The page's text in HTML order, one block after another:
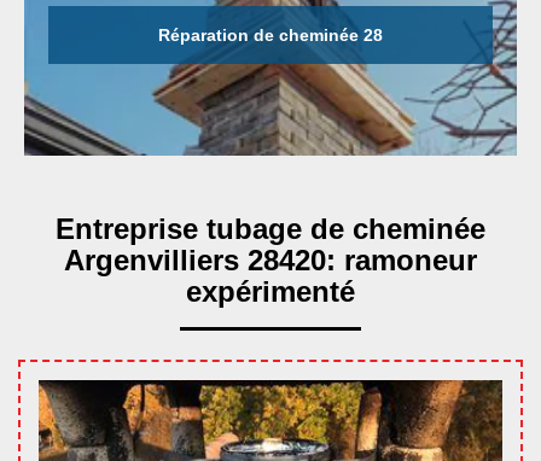
Réparation de cheminée 28
Entreprise tubage de cheminée
Argenvilliers 28420: ramoneur
expérimenté